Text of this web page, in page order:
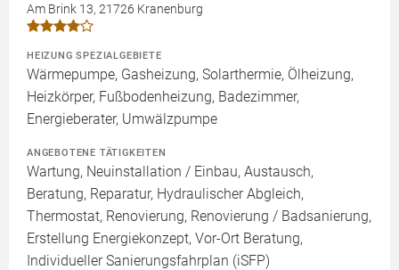
Am Brink 13, 21726 Kranenburg
HEIZUNG SPEZIALGEBIETE
Wärmepumpe, Gasheizung, Solarthermie, Ölheizung,
Heizkörper, Fußbodenheizung, Badezimmer,
Energieberater, Umwälzpumpe
ANGEBOTENE TÄTIGKEITEN
Wartung, Neuinstallation / Einbau, Austausch,
Beratung, Reparatur, Hydraulischer Abgleich,
Thermostat, Renovierung, Renovierung / Badsanierung,
Erstellung Energiekonzept, Vor-Ort Beratung,
Individueller Sanierungsfahrplan (iSFP)